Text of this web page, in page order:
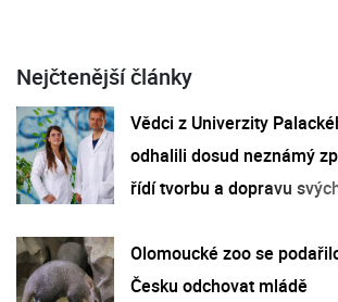
Nejčtenější články
Vědci z Univerzity
odhalili dosud neznámý
řídí tvorbu a dopravu
Olomoucké zoo se
Česku odchovat mládě